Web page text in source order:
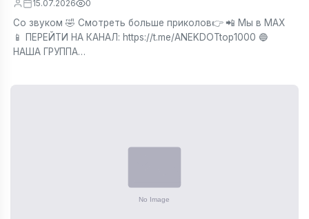
15.07.2026 0
Со звуком 🤣 Смотреть больше приколов👉 📲 Мы в МАХ
📱 ПЕРЕЙТИ НА КАНАЛ: https://t.me/ANEKDOTtop1000 🔵
НАША ГРУППА…